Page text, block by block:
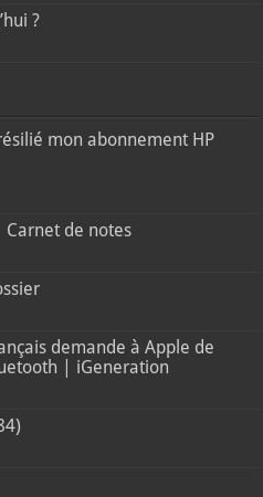
?
mon abonnement HP
de notes
demande à Apple de
| iGeneration